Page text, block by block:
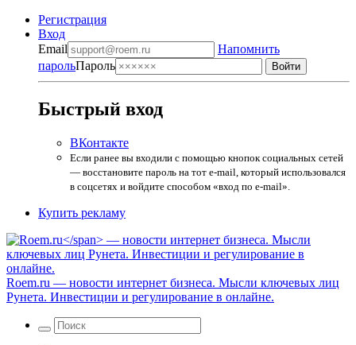
Регистрация
Вход
Email
Напомнить
парольПароль
Быстрый вход
ВКонтакте
Если ранее вы входили с помощью кнопок социальных сетей
— восстановите пароль на тот e-mail, который использовался
в соцсетях и войдите способом «вход по e-mail».
Купить рекламу
Roem.ru — новости интернет бизнеса. Мысли ключевых лиц
Рунета. Инвестиции и регулирование в онлайне.